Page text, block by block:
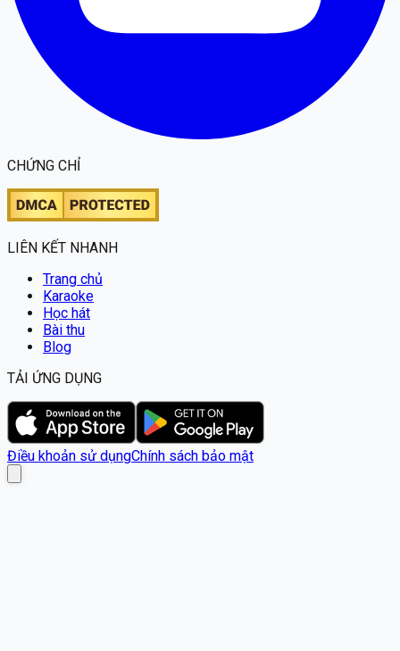
CHỨNG CHỈ
LIÊN KẾT NHANH
Trang chủ
Karaoke
Học hát
Bài thu
Blog
TẢI ỨNG DỤNG
Điều khoản sử dụngChính sách bảo mật